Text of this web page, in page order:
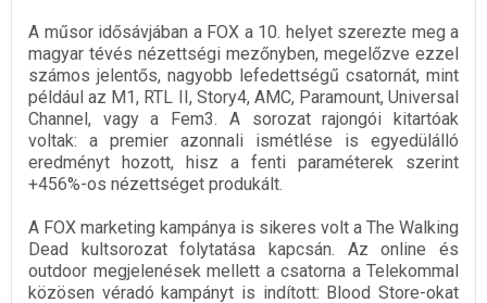
A műsor idősávjában a FOX a 10. helyet szerezte meg a
magyar tévés nézettségi mezőnyben, megelőzve ezzel
számos jelentős, nagyobb lefedettségű csatornát, mint
például az M1, RTL II, Story4, AMC, Paramount, Universal
Channel, vagy a Fem3. A sorozat rajongói kitartóak
voltak: a premier azonnali ismétlése is egyedülálló
eredményt hozott, hisz a fenti paraméterek szerint
+456%-os nézettséget produkált.
A FOX marketing kampánya is sikeres volt a The Walking
Dead kultsorozat folytatása kapcsán. Az online és
outdoor megjelenések mellett a csatorna a Telekommal
közösen véradó kampányt is indított: Blood Store-okat